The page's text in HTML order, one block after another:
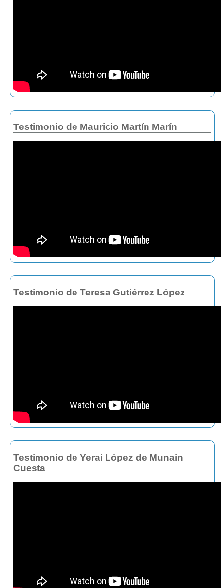
Testimonio de Mauricio Martín Marín
Testimonio de Teresa Gutiérrez López
Testimonio de Yerai López de Munain
Cuesta